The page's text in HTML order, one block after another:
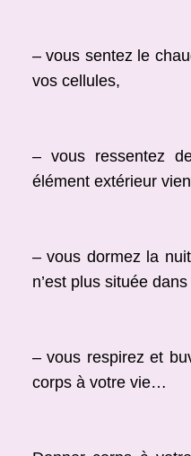
– vous sentez le
vos cellules,
– vous ressentez
élément extérieur
– vous dormez la
n’est plus située
– vous respirez et
corps à votre vie…